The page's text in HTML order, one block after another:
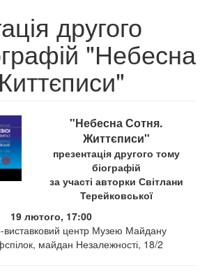
другого
"Небесна
"Небесна Сотня.
Життєписи"
презентація другого тому
біографій
за участі авторки Світлани
Терейковської
19 лютого, 17:00
виставковий центр Музею Майдану
майдан Незалежності, 18/2